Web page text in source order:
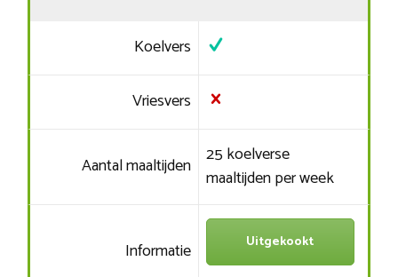
Koelvers
Vriesvers
Aantal maaltijden 25 koelverse
maaltijden per week
Informatie Uitgekookt